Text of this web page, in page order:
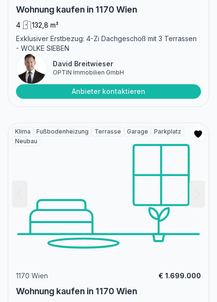
Wohnung kaufen in 1170 Wien
4
132,8 m²
Exklusiver Erstbezug: 4-Zi Dachgeschoß mit 3 Terrassen
- WOLKE SIEBEN
David Breitwieser
OPTIN Immobilien GmbH
Anbieter kontaktieren
Klima Fußbodenheizung Terrasse Garage
Parkplatz
Neubau
1170 Wien € 1.699.000
Wohnung kaufen in 1170 Wien